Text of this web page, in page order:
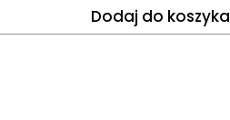
Dodaj do koszyka